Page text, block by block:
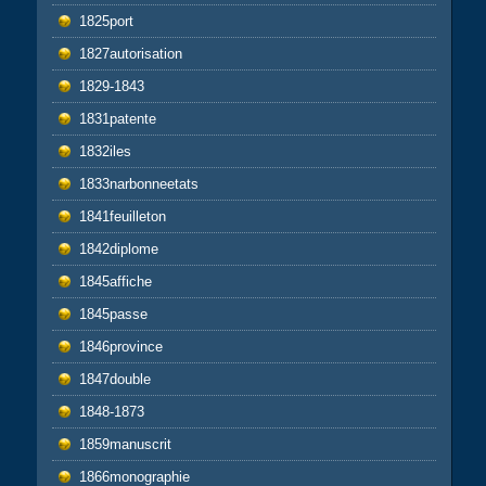
1825port
1827autorisation
1829-1843
1831patente
1832iles
1833narbonneetats
1841feuilleton
1842diplome
1845affiche
1845passe
1846province
1847double
1848-1873
1859manuscrit
1866monographie